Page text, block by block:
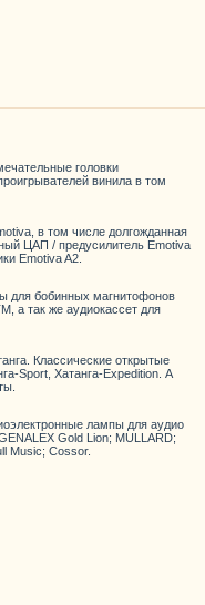
головки
винила в том
в том числе долгожданная
ЦАП / предусилитель Emotiva
Emotiva A2.
для бобинных магнитофонов
а так же аудиокассет для
Классические открытые
Sport, Хатанга-Expedition. А
лампы для аудио
Gold Lion; MULLARD;
Music; Cossor.